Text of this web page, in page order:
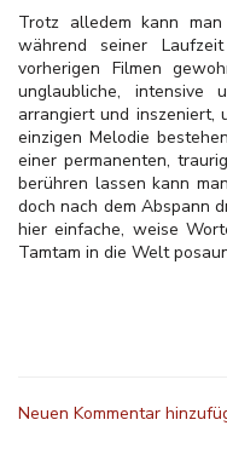
Trotz alledem kann
während seiner
vorherigen Filmen
unglaubliche, intensive
arrangiert und
einzigen Melodie
einer permanenten,
berühren lassen kann
doch nach dem Abspann
hier einfache, weise
Tamtam in die Welt
Neuen Kommentar